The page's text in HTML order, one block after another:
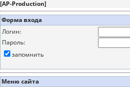
[AP-Production]
Форма входа
Логин:
Пароль:
запомнить
Меню сайта